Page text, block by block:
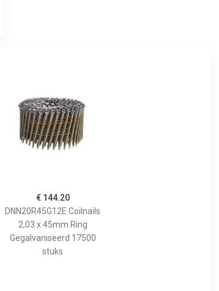
€ 144.20
DNN20R45G12E Coilnails
2,03 x 45mm Ring
Gegalvaniseerd 17500
stuks